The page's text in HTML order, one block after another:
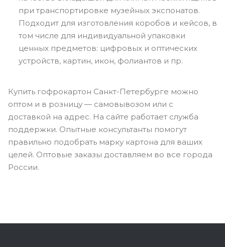
при транспортировке музейных экспонатов.
Подходит для изготовления коробов и кейсов, в
том числе для индивидуальной упаковки
ценных предметов: цифровых и оптических
устройств, картин, икон, фолиантов и пр.
Купить гофрокартон Санкт-Петербурге можно
оптом и в розницу — самовывозом или с
доставкой на адрес. На сайте работает служба
поддержки. Опытные консультанты помогут
правильно подобрать марку картона для ваших
целей. Оптовые заказы доставляем во все города
России.